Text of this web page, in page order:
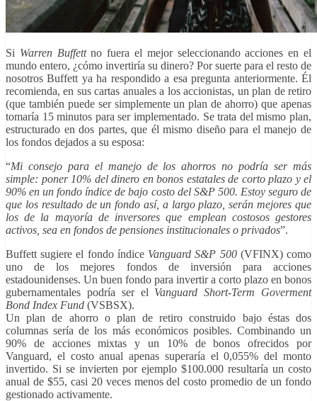
Si Warren Buffettno fuera el mejor seleccionando acciones en el
mundo entero, ¿cómo invertiría su dinero? Por suerte para el resto de
nosotros Buffett ya ha respondido a esa pregunta anteriormente. Él
recomienda, en sus cartas anuales a los accionistas, un plan de retiro
(que también puede ser simplemente un plan de ahorro) que apenas
tomaría 15 minutos para ser implementado. Se trata del mismo plan,
estructurado en dos partes, que él mismo diseño para el manejo de
los fondos dejados a su esposa:
“Mi consejo para el manejo de los ahorros no podría ser más
simple: poner 10% del dinero en bonos estatales de corto plazo y el
90% en un fondo índice de bajo costo del S&P 500. Estoy seguro de
que los resultado de un fondo así, a largo plazo, serán mejores que
los de la mayoría de inversores que emplean costosos gestores
activos, sea en fondos de pensiones institucionales o privados”.
Buffett sugiere el fondo índice Vanguard S&P 500(VFINX) como
uno de los mejores fondos de inversión para acciones
estadounidenses. Un buen fondo para invertir a corto plazo en bonos
gubernamentales podría ser el Vanguard Short-Term Goverment
Bond Index Fund (VSBSX).
Un plan de ahorro o plan de retiro construido bajo éstas dos
columnas sería de los más económicos posibles. Combinando un
90% de acciones mixtas y un 10% de bonos ofrecidos por
Vanguard, el costo anual apenas superaría el 0,055% del monto
invertido. Si se invierten por ejemplo $100.000 resultaría un costo
anual de $55, casi 20 veces menos del costo promedio de un fondo
gestionado activamente.